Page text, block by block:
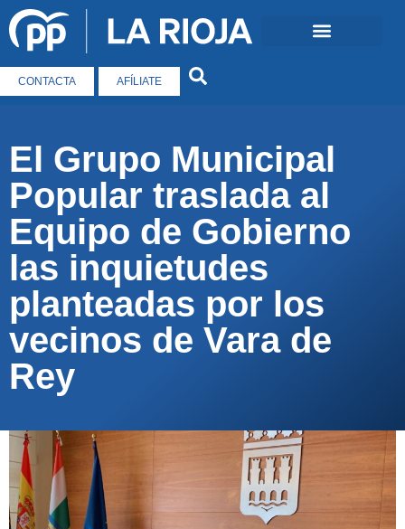
CONTACTA AFÍLIATE
El Grupo Municipal
Popular traslada al
Equipo de Gobierno
las inquietudes
planteadas por los
vecinos de Vara de
Rey